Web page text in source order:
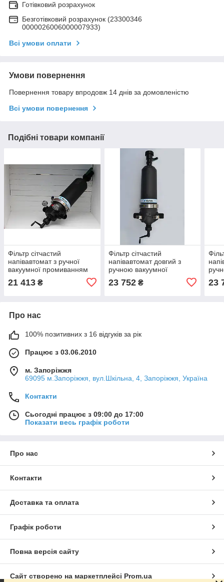
Готівковий розрахунок
Безготівковий розрахунок (23300346
0000026006000007933)
Всі умови оплати
Умови повернення
Повернення товару впродовж 14 днів за домовленістю
Всі умови повернення
Подібні товари компанії
Фільтр сітчастий
напівавтомат з ручної
вакуумної промиванням
21 413 ₴
Фільтр сітчастий
напівавтомат довгий з
ручною вакуумної
промиванням 2" 100 мкм
Aytok
23 752₴ 23
Про нас
100% позитивних з 16 відгуків за рік
Працює з 03.06.2010
м. Запоріжжя
69095 м.Запоріжжя, вул.Шкільна, 4, Запоріжжя, Україна
Контакти
Сьогодні працює з 09:00 до 17:00
Показати весь графік роботи
Про нас
Контакти
Доставка та оплата
Графік роботи
Повна версія сайту
Сайт створено на маркетплейсі Prom.ua